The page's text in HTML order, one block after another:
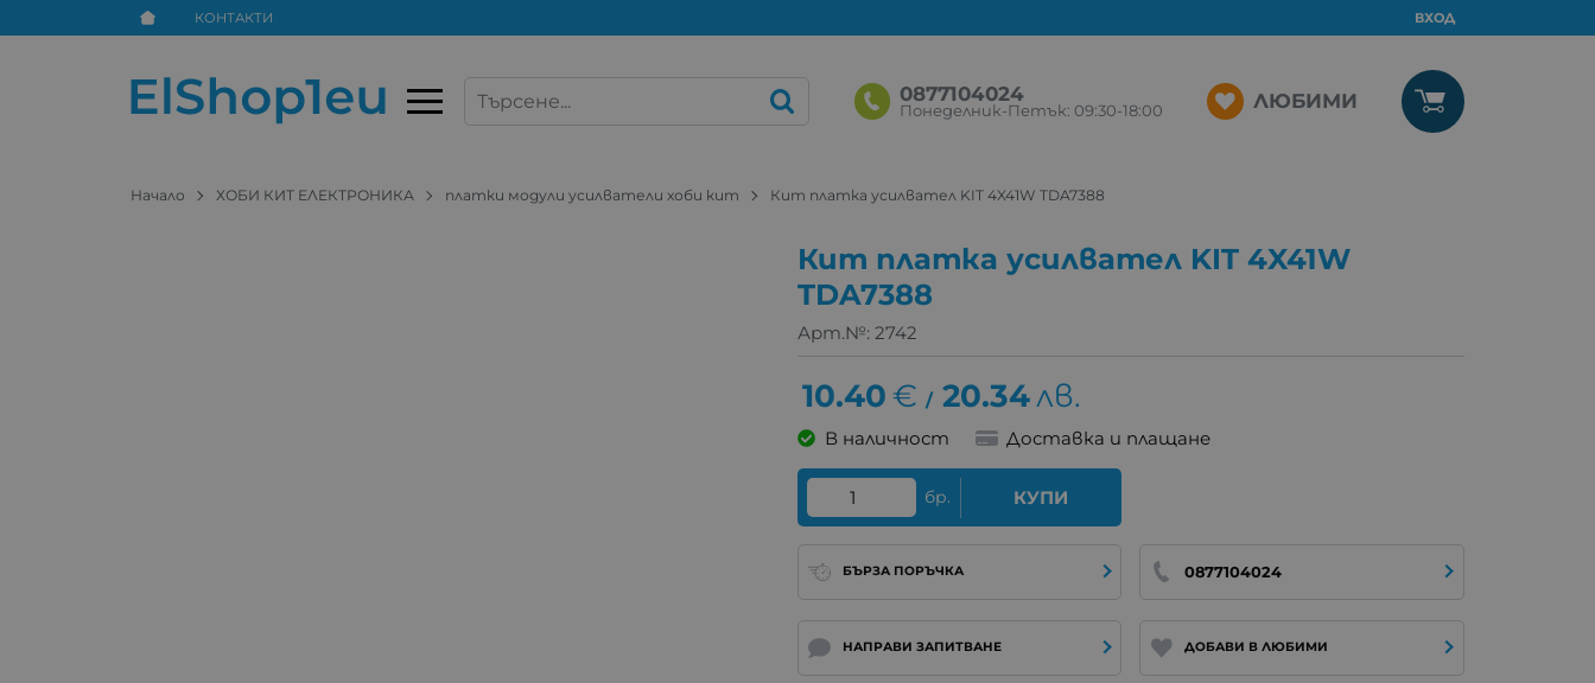
КОНТАКТИ ВХОД
0877104024
Понеделник-Петък: 09:30-18:00 ЛЮБИМИ
Начало ХОБИ КИТ ЕЛЕКТРОНИКА платки модули усилватели хоби кит Кит платка усилвател KIT 4X41W TDA7388
Кит платка усилвател KIT 4X41W
TDA7388
Арт.№: 2742
10.40€ / 20.34лв.
В наличност Доставка и плащане
бр. КУПИ
БЪРЗА ПОРЪЧКА 0877104024
НАПРАВИ ЗАПИТВАНЕ ДОБАВИ В ЛЮБИМИ